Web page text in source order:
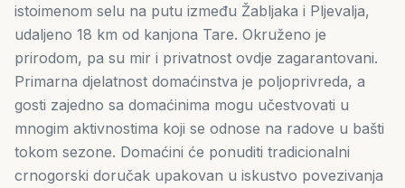
istoimenom selu na putu između Žabljaka i Pljevalja,
udaljeno 18 km od kanjona Tare. Okruženo je
prirodom, pa su mir i privatnost ovdje zagarantovani.
Primarna djelatnost domaćinstva je poljoprivreda, a
gosti zajedno sa domaćinima mogu učestvovati u
mnogim aktivnostima koji se odnose na radove u bašti
tokom sezone. Domaćini će ponuditi tradicionalni
crnogorski doručak upakovan u iskustvo povezivanja